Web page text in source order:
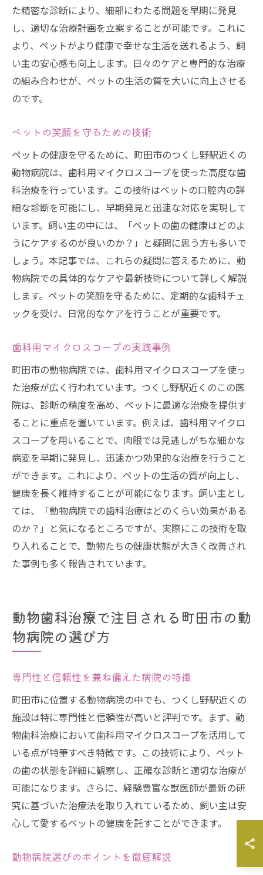
た精密な診断により、細部にわたる問題を早期に発見
し、適切な治療計画を立案することが可能です。これに
より、ペットがより健康で幸せな生活を送れるよう、飼
い主の安心感も向上します。日々のケアと専門的な治療
の組み合わせが、ペットの生活の質を大いに向上させる
のです。
ペットの笑顔を守るための技術
ペットの健康を守るために、町田市のつくし野駅近くの
動物病院は、歯科用マイクロスコープを使った高度な歯
科治療を行っています。この技術はペットの口腔内の詳
細な診断を可能にし、早期発見と迅速な対応を実現して
います。飼い主の中には、「ペットの歯の健康はどのよ
うにケアするのが良いのか？」と疑問に思う方も多いで
しょう。本記事では、これらの疑問に答えるために、動
物病院での具体的なケアや最新技術について詳しく解説
します。ペットの笑顔を守るために、定期的な歯科チェ
ックを受け、日常的なケアを行うことが重要です。
歯科用マイクロスコープの実践事例
町田市の動物病院では、歯科用マイクロスコープを使っ
た治療が広く行われています。つくし野駅近くのこの医
院は、診断の精度を高め、ペットに最適な治療を提供す
ることに重点を置いています。例えば、歯科用マイクロ
スコープを用いることで、肉眼では見逃しがちな細かな
病変を早期に発見し、迅速かつ効果的な治療を行うこと
ができます。これにより、ペットの生活の質が向上し、
健康を長く維持することが可能になります。飼い主とし
ては、「動物病院での歯科治療はどのくらい効果がある
のか？」と気になるところですが、実際にこの技術を取
り入れることで、動物たちの健康状態が大きく改善され
た事例も多く報告されています。
動物歯科治療で注目される町田市の動
物病院の選び方
専門性と信頼性を兼ね備えた病院の特徴
町田市に位置する動物病院の中でも、つくし野駅近くの
施設は特に専門性と信頼性が高いと評判です。まず、動
物歯科治療において歯科用マイクロスコープを活用して
いる点が特筆すべき特徴です。この技術により、ペット
の歯の状態を詳細に観察し、正確な診断と適切な治療が
可能になります。さらに、経験豊富な獣医師が最新の研
究に基づいた治療法を取り入れているため、飼い主は安
心して愛するペットの健康を託すことができます。
動物病院選びのポイントを徹底解説